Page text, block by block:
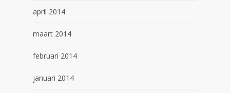
april 2014
maart 2014
februari 2014
januari 2014